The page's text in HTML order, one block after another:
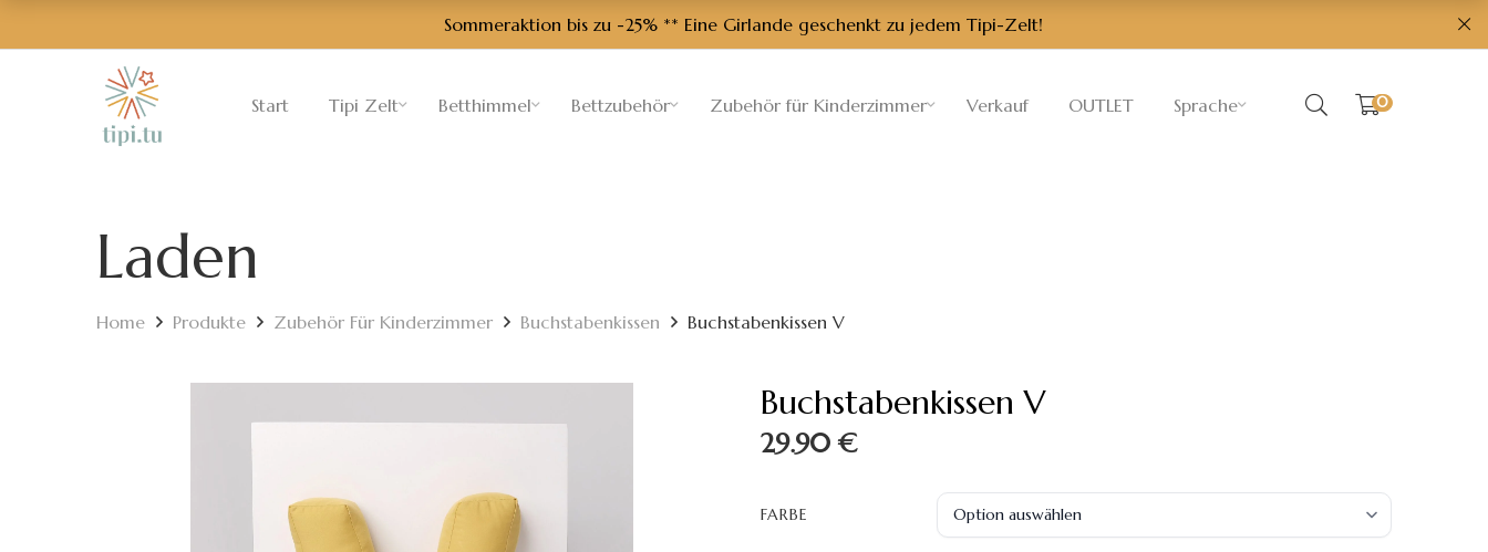
Sommeraktion bis zu -25% ** Eine Girlande geschenkt zu jedem Tipi-Zelt!
Start Tipi Zelt Betthimmel Bettzubehör Zubehör für Kinderzimmer Verkauf OUTLET Sprache 0
Laden
Home Produkte Zubehör Für Kinderzimmer Buchstabenkissen Buchstabenkissen V
Buchstabenkissen V
29.90€
FARBE